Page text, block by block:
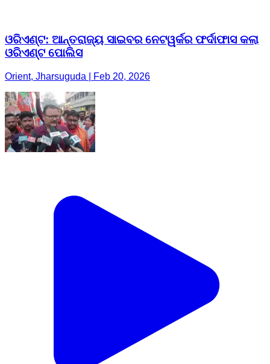
ଓରିଏଣ୍ଟ: ଆନ୍ତରାଜ୍ୟ ସାଇବର ନେଟୱର୍କର ଫର୍ଦାଫାସ କଲା
ଓରିଏଣ୍ଟ ପୋଲିସ
Orient, Jharsuguda | Feb 20, 2026